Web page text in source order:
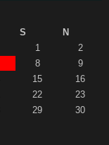
S
N
1
2
8
9
15
16
22
23
29
30